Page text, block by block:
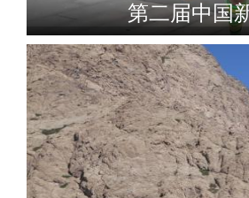
第二届中国